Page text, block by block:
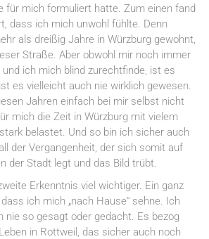
für mich formuliert hatte. Zum einen fand
dass ich mich unwohl fühlte. Denn
als dreißig Jahre in Würzburg gewohnt,
Straße. Aber obwohl mir noch immer
ich mich blind zurechtfinde, ist es
es vielleicht auch nie wirklich gewesen.
Jahren einfach bei mir selbst nicht
mich die Zeit in Würzburg mit vielem
belastet. Und so bin ich sicher auch
der Vergangenheit, der sich somit auf
der Stadt legt und das Bild trübt.
Erkenntnis viel wichtiger. Ein ganz
ich mich „nach Hause“ sehne. Ich
nie so gesagt oder gedacht. Es bezog
in Rottweil, das sicher auch noch